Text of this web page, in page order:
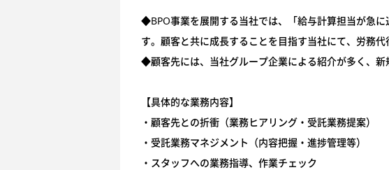
◆BPO事業を展開する当社では、「給与計算担当が急
す。顧客と共に成長することを目指す当社にて、労務
◆顧客先には、当社グループ企業による紹介が多く、新
【具体的な業務内容】
・顧客先との折衝（業務ヒアリング・受託業務提案）
・受託業務マネジメント（内容把握・進捗管理等）
・スタッフへの業務指導、作業チェック